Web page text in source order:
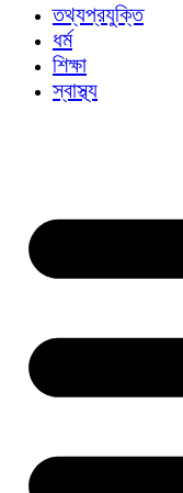
তথ্যপ্রযুক্তি
ধর্ম
শিক্ষা
স্বাস্থ্য